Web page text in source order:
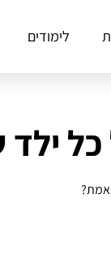
לימודים
כל